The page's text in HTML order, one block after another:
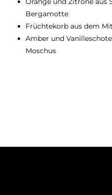
Bergamotte
Früchtekorb aus dem
Amber und
Moschus